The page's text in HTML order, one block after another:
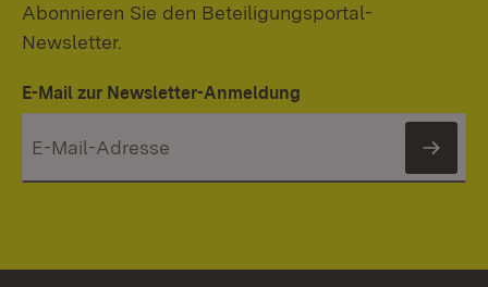
Abonnieren Sie den Beteiligungsportal-
Newsletter.
E-Mail zur Newsletter-Anmeldung